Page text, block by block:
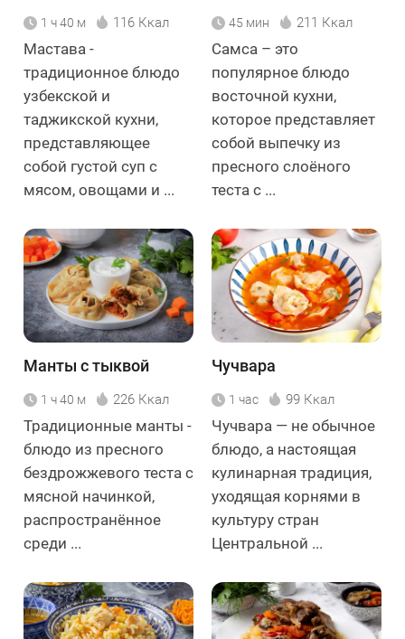
1 ч 40 м 116 Ккал
Мастава -
традиционное блюдо
узбекской и
таджикской кухни,
представляющее
собой густой суп с
мясом, овощами и ...
45 мин 211 Ккал
Самса – это
популярное блюдо
восточной кухни,
которое представляет
собой выпечку из
пресного слоёного
теста с ...
Манты с тыквой
1 ч 40 м 226 Ккал
Традиционные манты -
блюдо из пресного
бездрожжевого теста с
мясной начинкой,
распространённое
среди ...
Чучвара
1 час 99 Ккал
Чучвара — не обычное
блюдо, а настоящая
кулинарная традиция,
уходящая корнями в
культуру стран
Центральной ...